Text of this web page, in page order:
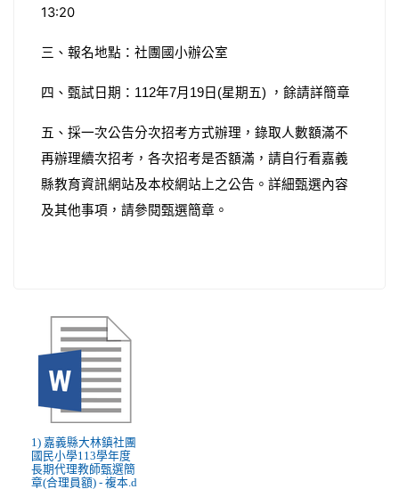
13:20
三、報名地點：社團國小辦公室
四、甄試日期： 112年7月 19日 (星期五) ，餘請詳簡章
五、採一次公告分次招考方式辦理，錄取人數額滿不
再辦理續次招考，各次招考是否額滿，請自行看嘉義
縣教育資訊網站及本校網站上之公告。詳細甄選內容
及其他事項，請參閱甄選簡章。
1) 嘉義縣大林鎮社團
國民小學113學年度
長期代理教師甄選簡
章(合理員額) - 複本.d